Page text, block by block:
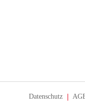
Datenschutz